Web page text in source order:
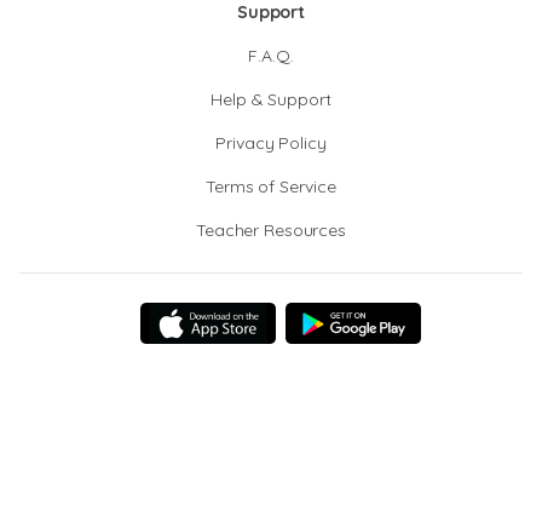
Support
F.A.Q.
Help & Support
Privacy Policy
Terms of Service
Teacher Resources